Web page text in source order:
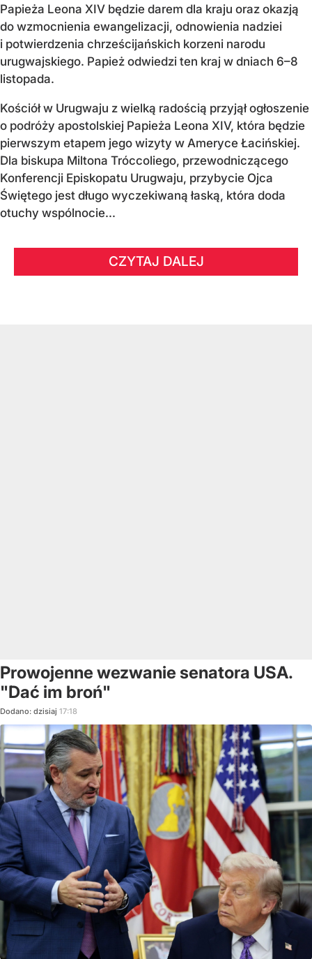
Papieża Leona XIV będzie darem dla kraju oraz okazją
do wzmocnienia ewangelizacji, odnowienia nadziei
i potwierdzenia chrześcijańskich korzeni narodu
urugwajskiego. Papież odwiedzi ten kraj w dniach 6–8
listopada.
Kościół w Urugwaju z wielką radością przyjął ogłoszenie
o podróży apostolskiej Papieża Leona XIV, która będzie
pierwszym etapem jego wizyty w Ameryce Łacińskiej.
Dla biskupa Miltona Tróccoliego, przewodniczącego
Konferencji Episkopatu Urugwaju, przybycie Ojca
Świętego jest długo wyczekiwaną łaską, która doda
otuchy wspólnocie...
CZYTAJ DALEJ
Prowojenne wezwanie senatora USA.
"Dać im broń"
Dodano: dzisiaj 17:18